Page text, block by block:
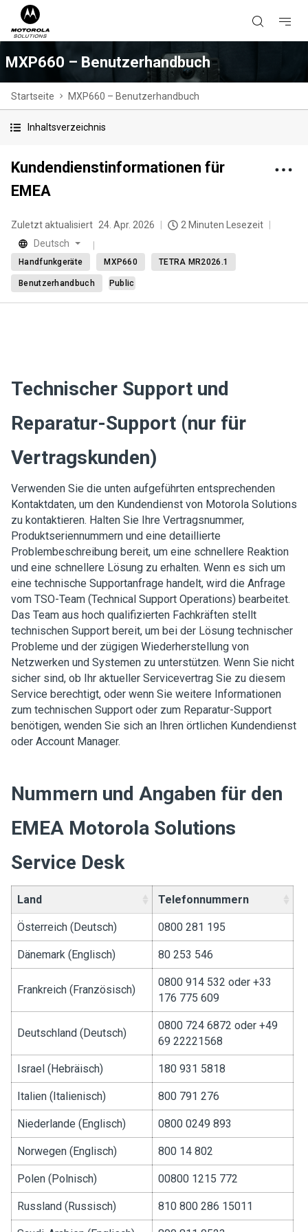
MXP660 – Benutzerhandbuch
Startseite MXP660 – Benutzerhandbuch
Inhaltsverzeichnis
Kundendienstinformationen für
EMEA
Zuletzt aktualisiert 24. Apr. 2026
2 Minuten Lesezeit
Deutsch
Handfunkgeräte MXP660 TETRA MR2026.1
Benutzerhandbuch Public
Technischer Support und
Reparatur-Support (nur für
Vertragskunden)
Verwenden Sie die unten aufgeführten entsprechenden
Kontaktdaten, um den Kundendienst von Motorola Solutions
zu kontaktieren. Halten Sie Ihre Vertragsnummer,
Produktseriennummern und eine detaillierte
Problembeschreibung bereit, um eine schnellere Reaktion
und eine schnellere Lösung zu erhalten. Wenn es sich um
eine technische Supportanfrage handelt, wird die Anfrage
vom TSO-Team (Technical Support Operations) bearbeitet.
Das Team aus hoch qualifizierten Fachkräften stellt
technischen Support bereit, um bei der Lösung technischer
Probleme und der zügigen Wiederherstellung von
Netzwerken und Systemen zu unterstützen. Wenn Sie nicht
sicher sind, ob Ihr aktueller Servicevertrag Sie zu diesem
Service berechtigt, oder wenn Sie weitere Informationen
zum technischen Support oder zum Reparatur-Support
benötigen, wenden Sie sich an Ihren örtlichen Kundendienst
oder Account Manager.
Nummern und Angaben für den
EMEA Motorola Solutions
Service Desk
Land Telefonnummern
Österreich (Deutsch) 0800 281 195
Dänemark (Englisch) 80 253 546
Frankreich (Französisch)
0800 914 532 oder +33
176 775 609
Deutschland (Deutsch)
0800 724 6872 oder +49
69 22221568
Israel (Hebräisch) 180 931 5818
Italien (Italienisch) 800 791 276
Niederlande (Englisch) 0800 0249 893
Norwegen (Englisch) 800 14 802
Polen (Polnisch) 00800 1215 772
Russland (Russisch) 810 800 286 15011